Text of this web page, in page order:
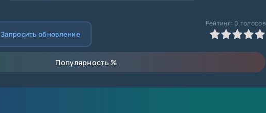
Запросить обновление
Рейтинг: 0 голосов
Популярность %